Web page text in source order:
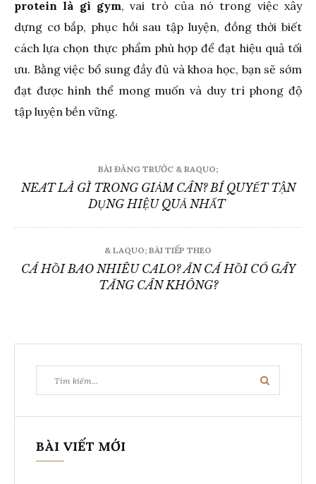
protein là gì gym, vai trò của nó trong việc xây
dựng cơ bắp, phục hồi sau tập luyện, đồng thời biết
cách lựa chọn thực phẩm phù hợp để đạt hiệu quả tối
ưu. Bằng việc bổ sung đầy đủ và khoa học, bạn sẽ sớm
đạt được hình thể mong muốn và duy trì phong độ
tập luyện bền vững.
hướng
BÀI ĐĂNG TRƯỚC & RAQUO;
NEAT LÀ GÌ TRONG GIẢM CÂN? BÍ QUYẾT TẬN
DỤNG HIỆU QUẢ NHẤT
& LAQUO; BÀI TIẾP THEO
CÁ HỒI BAO NHIÊU CALO? ĂN CÁ HỒI CÓ GÂY
TĂNG CÂN KHÔNG?
kiếm:
Tìm
BÀI VIẾT MỚI